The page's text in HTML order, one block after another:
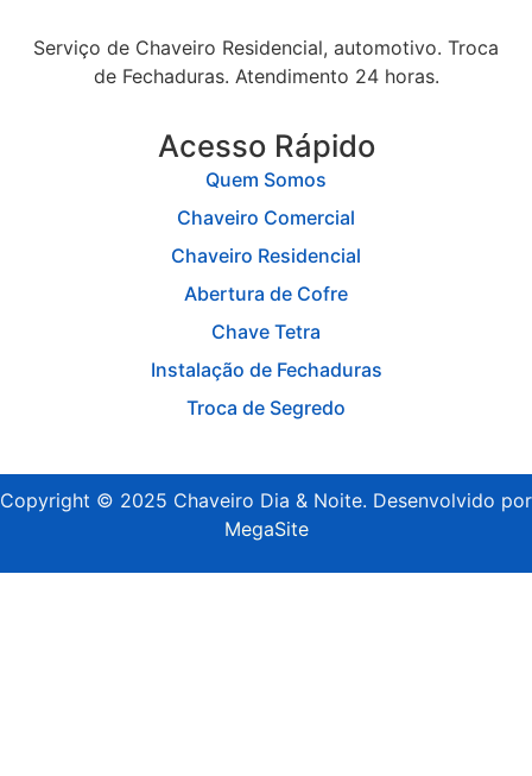
Serviço de Chaveiro Residencial, automotivo. Troca
de Fechaduras. Atendimento 24 horas.
Acesso Rápido
Quem Somos
Chaveiro Comercial
Chaveiro Residencial
Abertura de Cofre
Chave Tetra
Instalação de Fechaduras
Troca de Segredo
Copyright © 2025 Chaveiro Dia & Noite. Desenvolvido por
MegaSite